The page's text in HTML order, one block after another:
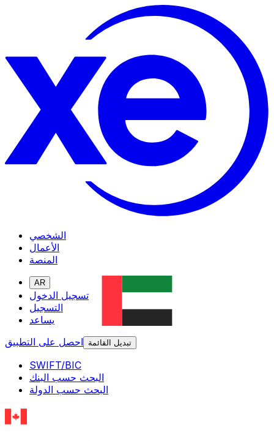
الشخصي
الأعمال
المنصة
AR
تسجيل الدخول
التسجيل
يساعد
احصل على التطبيق
تبديل القائمة
SWIFT/BIC
البحث حسب البنك
البحث حسب الدولة